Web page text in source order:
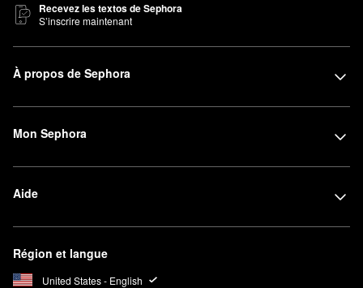
Recevez les textos de Sephora
S’inscrire maintenant
À propos de Sephora
Mon Sephora
Aide
Région et langue
United States - English